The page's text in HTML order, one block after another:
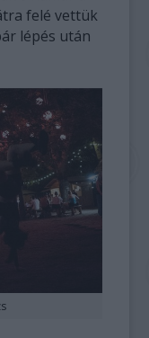
felé vettük
lépés után